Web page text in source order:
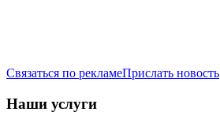
Связаться по рекламеПрислать новость
Наши услуги